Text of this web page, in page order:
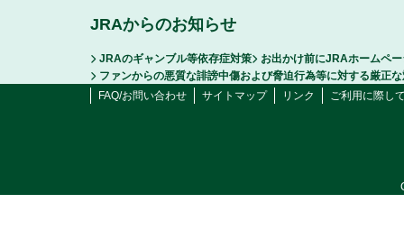
JRAからのお知らせ
JRAのギャンブル等依存症対策
お出かけ前にJRAホームペ
ファンからの悪質な誹謗中傷および脅迫行為等に対する厳正
FAQ/お問い合わせ
サイトマップ リンク ご利用に際し